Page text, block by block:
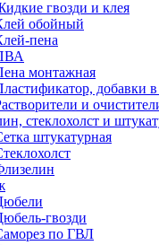
гвозди и клея
обойный
пена
монтажная
добавки в
и
стеклохолст и
штукатурная
гвозди
по ГВЛ